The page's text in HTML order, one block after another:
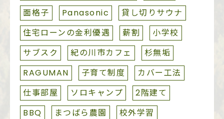
面格子
Panasonic
貸し切りサウナ
住宅ローンの金利優遇
薪割
小学校
サブスク
紀の川市カフェ
杉無垢
RAGUMAN
子育て制度
カバー工法
仕事部屋
ソロキャンプ
2階建て
BBQ
まつばら農園
校外学習